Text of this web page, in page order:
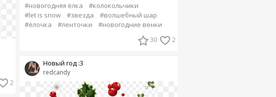
2
#новогодняя ёлка
#колокольчики
#let is snow
#звезда
#волшебный шар
#ёлочка
#ленточки #новогодние венки
30 2
redcandy
Новый год :3